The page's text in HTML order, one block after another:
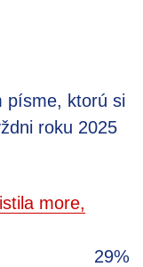
písme, ktorú si
roku 2025
more,
29%